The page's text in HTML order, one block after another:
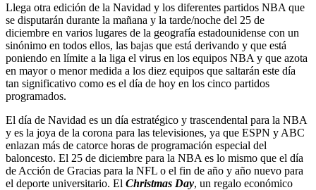
Llega otra edición de la Navidad y los diferentes partidos NBA que
se disputarán durante la mañana y la tarde/noche del 25 de
diciembre en varios lugares de la geografía estadounidense con un
sinónimo en todos ellos, las bajas que está derivando y que está
poniendo en límite a la liga el virus en los equipos NBA y que azota
en mayor o menor medida a los diez equipos que saltarán este día
tan significativo como es el día de hoy en los cinco partidos
programados.
El día de Navidad es un día estratégico y trascendental para la NBA
y es la joya de la corona para las televisiones, ya que ESPN y ABC
enlazan más de catorce horas de programación especial del
baloncesto. El 25 de diciembre para la NBA es lo mismo que el día
de Acción de Gracias para la NFL o el fin de año y año nuevo para
el deporte universitario. El Christmas Day, un regalo económico